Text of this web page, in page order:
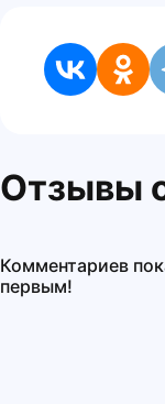
Отзывы
Комментариев
первым!